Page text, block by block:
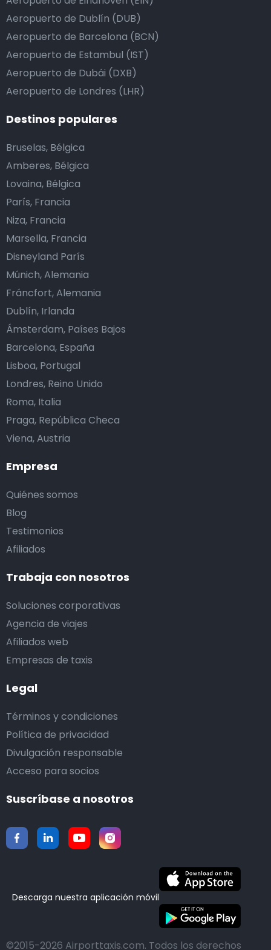
Empresa
Quiénes somos
Blog
Testimonios
Afiliados
Trabaja con nosotros
Soluciones corporativas
Agencia de viajes
Afiliados web
Empresas de taxis
Legal
Términos y condiciones
Política de privacidad
Divulgación responsable
Acceso para socios
Aeropuerto de Dublín (DUB)
Aeropuerto de Barcelona (BCN)
Aeropuerto de Estambul (IST)
Aeropuerto de Dubái (DXB)
Aeropuerto de Londres (LHR)
Destinos populares
Bruselas, Bélgica
Amberes, Bélgica
Lovaina, Bélgica
París, Francia
Niza, Francia
Marsella, Francia
Disneyland París
Múnich, Alemania
Fráncfort, Alemania
Dublín, Irlanda
Ámsterdam, Países Bajos
Barcelona, España
Lisboa, Portugal
Londres, Reino Unido
Roma, Italia
Praga, República Checa
Viena, Austria
Suscríbase a nosotros
Descarga nuestra aplicación móvil
©2015-2026 Airporttaxis.com. Todos los derechos